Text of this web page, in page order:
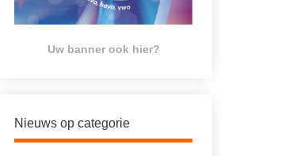
Uw banner ook hier?
Nieuws op categorie